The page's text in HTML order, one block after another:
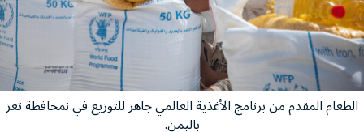
الطعام المقدم من برنامج الأغذية العالمي جاهز للتوزيع في نمحافظة تعز
باليمن.